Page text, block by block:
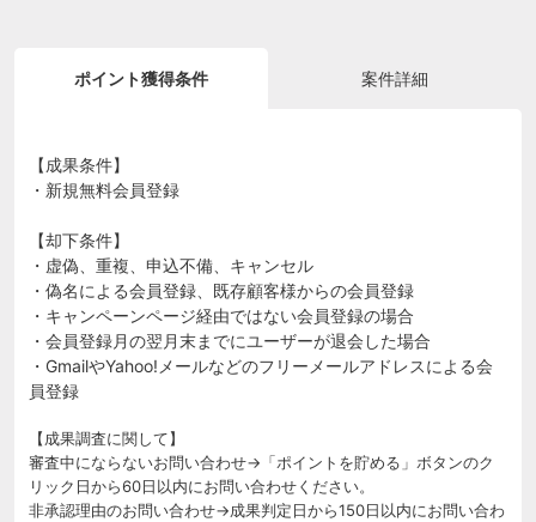
ポイント獲得条件 案件詳細
【成果条件】
・新規無料会員登録
【却下条件】
・虚偽、重複、申込不備、キャンセル
・偽名による会員登録、既存顧客様からの会員登録
・キャンペーンページ経由ではない会員登録の場合
・会員登録月の翌月末までにユーザーが退会した場合
・GmailやYahoo!メールなどのフリーメールアドレスによる会
員登録
【成果調査に関して】
審査中にならないお問い合わせ→「ポイントを貯める」ボタンのク
リック日から60日以内にお問い合わせください。
非承認理由のお問い合わせ→成果判定日から150日以内にお問い合わ